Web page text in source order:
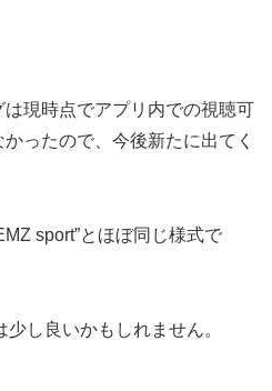
現時点でアプリ内での視聴可
ったので、今後新たに出てく
sport”とほぼ同じ様式で
少し良いかもしれません。